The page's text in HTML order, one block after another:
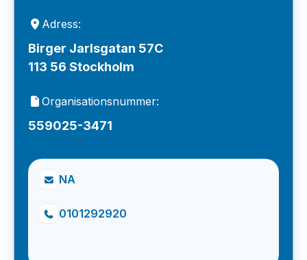
Adress:
Birger Jarlsgatan 57C
113 56 Stockholm
Organisationsnummer:
559025-3471
NA
0101292920